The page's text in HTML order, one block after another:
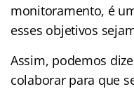
monitoramento, é
esses objetivos
Assim, podemos
colaborar para que